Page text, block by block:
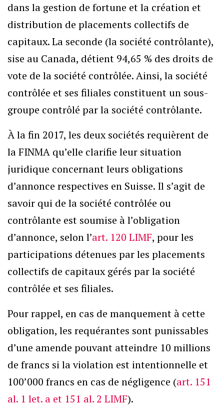
dans la gestion de fortune et la création et
distribution de placements collectifs de
capitaux. La seconde (la société contrôlante),
sise au Canada, détient 94,65 % des droits de
vote de la société contrôlée. Ainsi, la société
contrôlée et ses filiales constituent un sous-
groupe contrôlé par la société contrôlante.
À la fin 2017, les deux sociétés requièrent de
la FINMA qu’elle clarifie leur situation
juridique concernant leurs obligations
d’annonce respectives en Suisse. Il s’agit de
savoir qui de la société contrôlée ou
contrôlante est soumise à l’obligation
d’annonce, selon l’art. 120 LIMF, pour les
participations détenues par les placements
collectifs de capitaux gérés par la société
contrôlée et ses filiales.
Pour rappel, en cas de manquement à cette
obligation, les requérantes sont punissables
d’une amende pouvant atteindre 10 millions
de francs si la violation est intentionnelle et
100’000 francs en cas de négligence (art. 151
al. 1 let. a et 151 al. 2 LIMF).